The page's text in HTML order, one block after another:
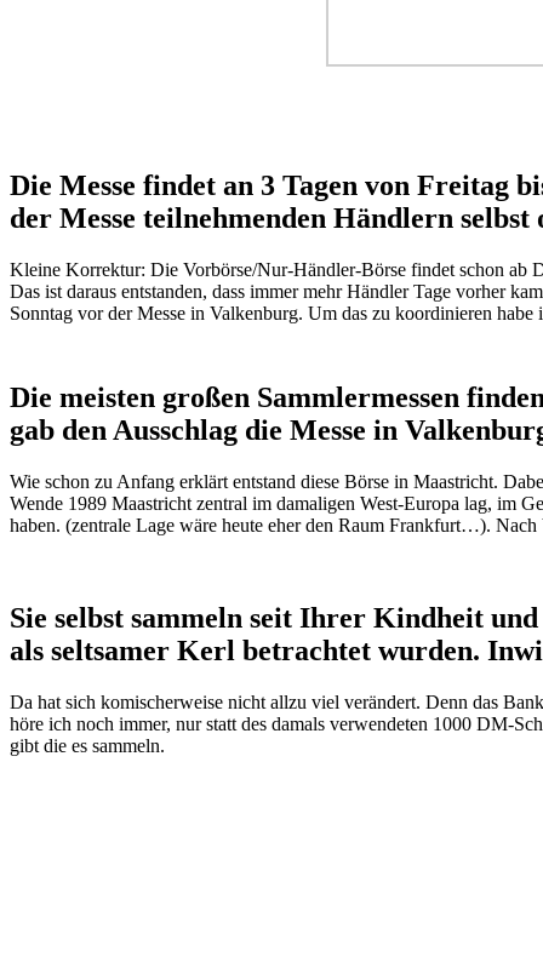
Die Messe findet an 3 Tagen von Freitag
der Messe teilnehmenden Händlern
Kleine Korrektur: Die Vorbörse/Nur-Händler-Börse findet schon ab
Das ist daraus entstanden, dass immer mehr Händler Tage vorher
Sonntag vor der Messe in Valkenburg. Um das zu koordinieren
Die meisten großen Sammlermessen
gab den Ausschlag die Messe in
Wie schon zu Anfang erklärt entstand diese Börse in Maastricht.
Wende 1989 Maastricht zentral im damaligen West-Europa lag, im
haben. (zentrale Lage wäre heute eher den Raum Frankfurt…).
Sie selbst sammeln seit Ihrer Kindheit
als seltsamer Kerl betrachtet wurden.
Da hat sich komischerweise nicht allzu viel verändert. Denn das
höre ich noch immer, nur statt des damals verwendeten 1000 DM-
gibt die es sammeln.